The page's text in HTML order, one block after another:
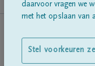
daarvoor vragen we
met het opslaan van
Stel voorkeuren